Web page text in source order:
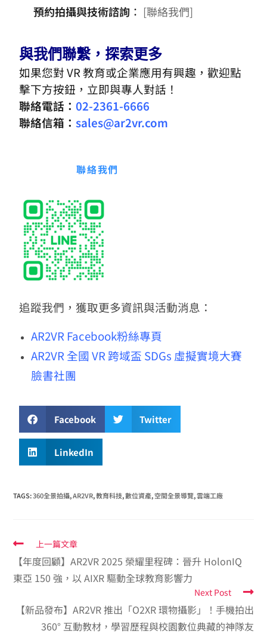
預約拍攝與技術諮詢 ： [聯絡我們]
與我們聯繫，探索更多
如果您對 VR 教育或企業應用有興趣，歡迎點
擊下方按鈕，立即與專人對話！
聯絡電話：02-2361-6666
聯絡信箱：sales@ar2vr.com
聯絡我們
追蹤我們，獲取更多資訊與活動消息：
AR2VR Facebook粉絲專頁
AR2VR 全國 VR 跨域盃 SDGs 虛擬實境大賽
臉書社團
Facebook Twitter
LinkedIn
TAGS:360全景拍攝,AR2VR,教育科技,數位資產,空間全景導覽,雲端工廠
上一篇文章
【年度回顧】AR2VR 2025 榮耀里程碑：晉升 HolonIQ
東亞 150 強，以 AIXR 驅動全球教育影響力
Next Post
【新品發布】AR2VR 推出「O2XR 環物攝影」！手機拍出
360° 互動教材，學習歷程與校園數位典藏的神隊友